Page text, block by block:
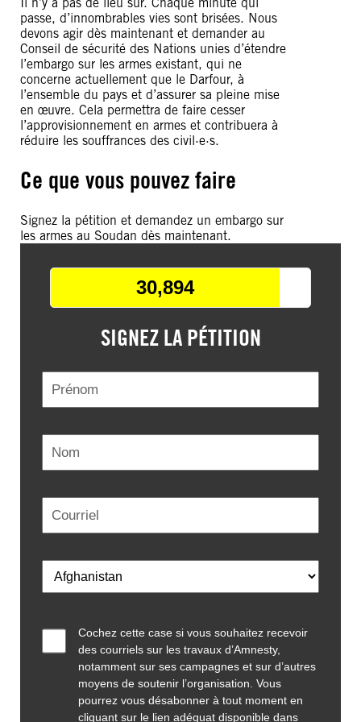
passe, d’innombrables vies sont brisées. Nous
devons agir dès maintenant et demander au
Conseil de sécurité des Nations unies d’étendre
l’embargo sur les armes existant, qui ne
concerne actuellement que le Darfour, à
l’ensemble du pays et d’assurer sa pleine mise
en œuvre. Cela permettra de faire cesser
l’approvisionnement en armes et contribuera à
réduire les souffrances des civil·e·s.
Ce que vous pouvez faire
Signez la pétition et demandez un embargo sur
les armes au Soudan dès maintenant.